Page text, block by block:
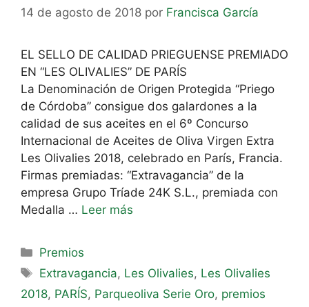
14 de agosto de 2018 por Francisca García
EL SELLO DE CALIDAD PRIEGUENSE PREMIADO
EN “LES OLIVALIES” DE PARÍS
La Denominación de Origen Protegida “Priego
de Córdoba” consigue dos galardones a la
calidad de sus aceites en el 6º Concurso
Internacional de Aceites de Oliva Virgen Extra
Les Olivalies 2018, celebrado en París, Francia.
Firmas premiadas: “Extravagancia” de la
empresa Grupo Tríade 24K S.L., premiada con
Medalla … Leer más
Premios
Extravagancia, Les Olivalies, Les Olivalies
2018, PARÍS, Parqueoliva Serie Oro, premios